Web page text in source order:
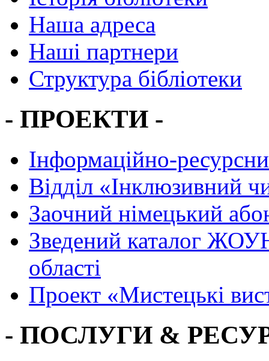
Наша адреса
Наші партнери
Структура бібліотеки
- ПРОЕКТИ -
Інформаційно-
Вiддiл «Інклюзивний
Заочний німецький
Зведений каталог
області
Проект «Мистецькі
- ПОСЛУГИ &